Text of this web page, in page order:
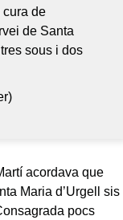
cura de
de Santa
sous i dos
acordava que
Maria d’Urgell sis
pocs